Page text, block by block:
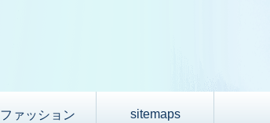
ファッション sitemaps